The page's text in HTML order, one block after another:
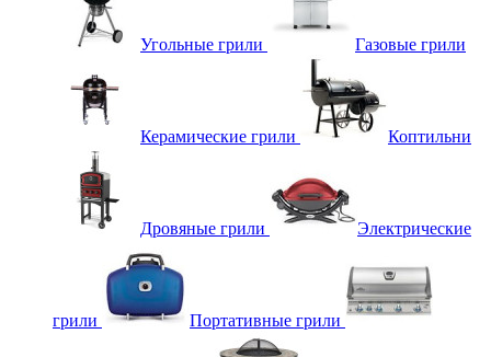
Угольные грили Газовые грили
Керамические грили Коптильни
Дровяные грили Электрические
грили Портативные грили